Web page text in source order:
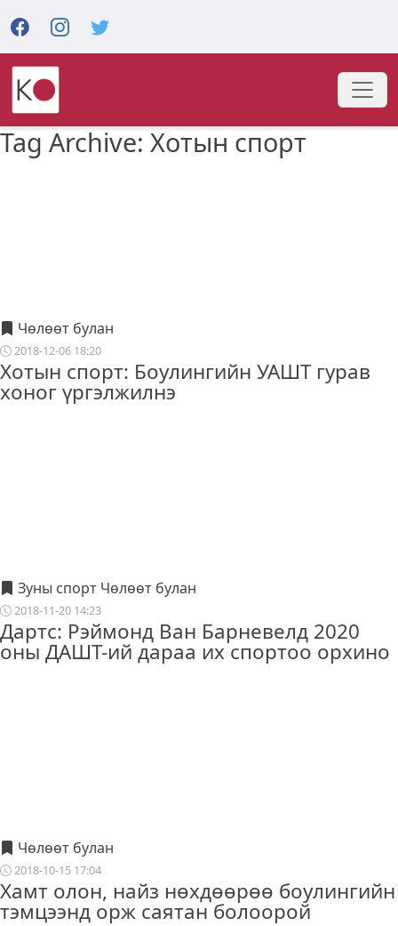
Tag Archive: Хотын спорт
Чөлөөт булан
2018-12-06 18:20
Хотын спорт: Боулингийн УАШТ гурав
хоног үргэлжилнэ
Зуны спорт Чөлөөт булан
2018-11-20 14:23
Дартс: Рэймонд Ван Барневелд 2020
оны ДАШТ-ий дараа их спортоо орхино
Чөлөөт булан
2018-10-15 17:04
Хамт олон, найз нөхдөөрөө боулингийн
тэмцээнд орж саятан болоорой